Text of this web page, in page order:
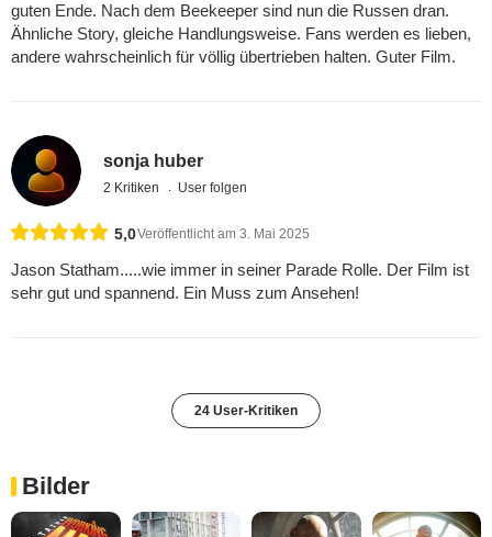
guten Ende. Nach dem Beekeeper sind nun die Russen dran.
Ähnliche Story, gleiche Handlungsweise. Fans werden es lieben,
andere wahrscheinlich für völlig übertrieben halten. Guter Film.
sonja huber
2 Kritiken User folgen
5,0Veröffentlicht am 3. Mai 2025
Jason Statham.....wie immer in seiner Parade Rolle. Der Film ist
sehr gut und spannend. Ein Muss zum Ansehen!
24 User-Kritiken
Bilder